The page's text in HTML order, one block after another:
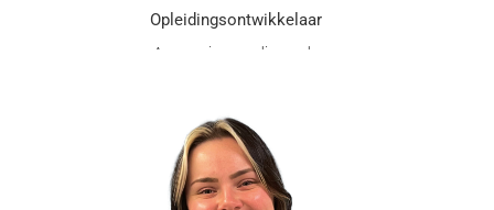
Opleidingsontwikkelaar
Aanwezig: ma, di, wo, do
030 202 81 01